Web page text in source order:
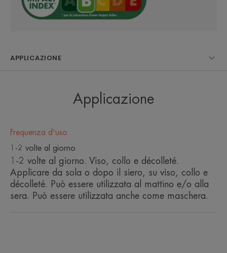
Vantaggio
per 24 ore****, per una pelle rimpolpata, tonica
longevità delle cellule*
• CORREGGE le rughe a partire da 15 giorni**
• RIMPOLPA immediatamente la pelle per il 97%
delle donne***
APPLICAZIONE
Applicazione
Frequenza d'uso
1-2 volte al giorno
1-2 volte al giorno. Viso, collo e décolleté.
Applicare da sola o dopo il siero, su viso, collo e
décolleté. Può essere utilizzata al mattino e/o alla
sera. Può essere utilizzata anche come maschera.